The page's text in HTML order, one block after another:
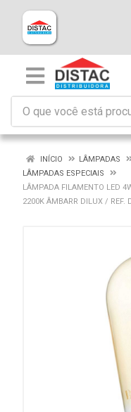
INÍCIO
LÂMPADAS
LÂMPADAS ESPECIAIS
LÂMPADA FILAMENTO LED
2200K ÂMBARR DILUX / REF.